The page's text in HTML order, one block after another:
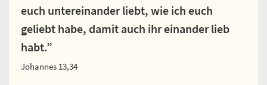
euch untereinander liebt, wie ich euch
geliebt habe, damit auch ihr einander lieb
habt.”
Johannes 13,34